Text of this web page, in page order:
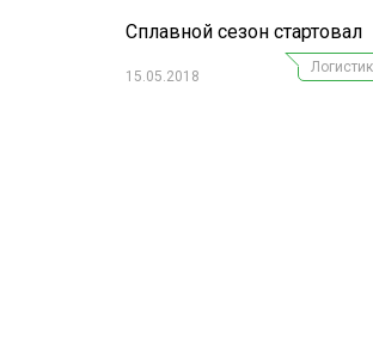
Сплавной сезон стартовал
15.05.2018